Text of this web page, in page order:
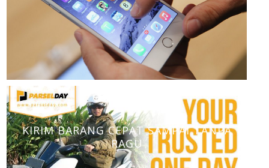
KIRIM BARANG CEPAT SAMPAI TANPA
RAGU